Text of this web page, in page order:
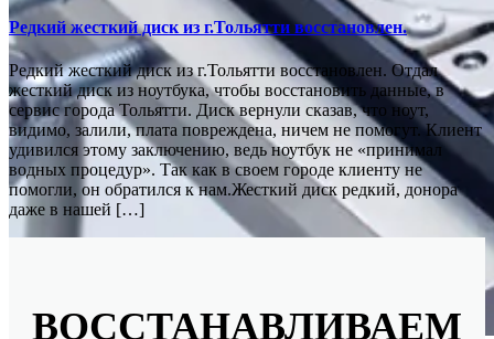
Редкий жесткий диск из г.Тольятти восстановлен.
Редкий жесткий диск из г.Тольятти восстановлен. Отдал
жесткий диск из ноутбука, чтобы восстановить данные, в
сервис города Тольятти. Диск вернули сказав, что ноут,
видимо, залили, плата повреждена, ничем не помогут. Клиент
удивился этому заключению, ведь ноутбук не «принимал
водных процедур». Так как в своем городе клиенту не
помогли, он обратился к нам.Жесткий диск редкий, донора
даже в нашей […]
ВОССТАНАВЛИВАЕМ